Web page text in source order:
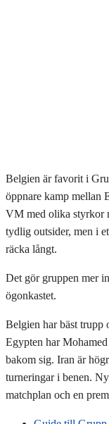
Belgien är favorit i
öppnare kamp mellan
VM med olika styrkor
tydlig outsider, men i
räcka långt.
Det gör gruppen mer
ögonkastet.
Belgien har bäst trupp
Egypten har
bakom sig. Iran är
turneringar i benen.
matchplan och en